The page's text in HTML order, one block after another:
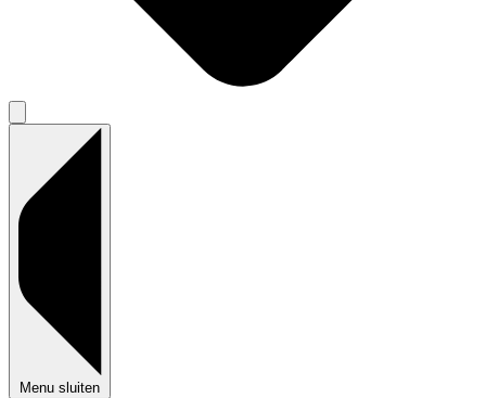
Menu sluiten